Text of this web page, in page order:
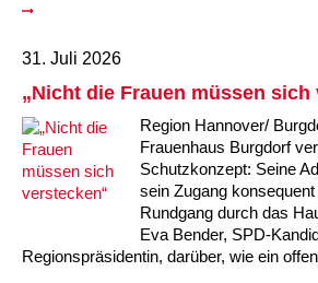
Kindertagesstätte Tresckowstraße
Kindertagesstätte Voltmerstraße
Kindertagesstätte
31. Juli 2026
„Nicht die Frauen müssen sich
Region Hannover/
Frauenhaus Burgdorf
Schutzkonzept: Seine
sein Zugang
Rundgang durch das
Eva Bender, SPD-
Regionspräsidentin, darüber, wie ein